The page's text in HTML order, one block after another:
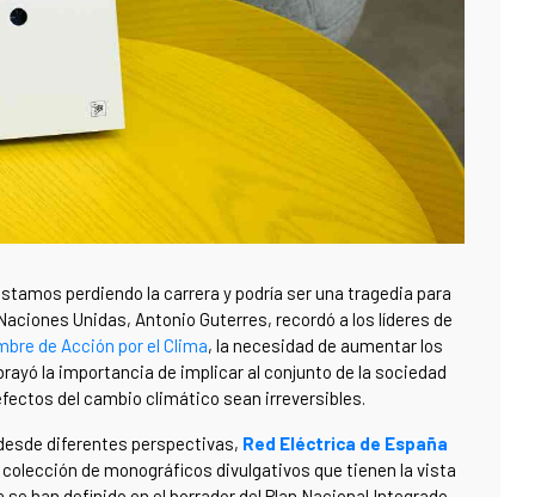
perdiendo la carrera y podría ser una tragedia para
Unidas, Antonio Guterres, recordó a los líderes de
de Acción por el Clima, la necesidad de aumentar los
la importancia de implicar al conjunto de la sociedad
del cambio climático sean irreversibles.
diferentes perspectivas, Red Eléctrica de España
colección de monográficos divulgativos que tienen la vista